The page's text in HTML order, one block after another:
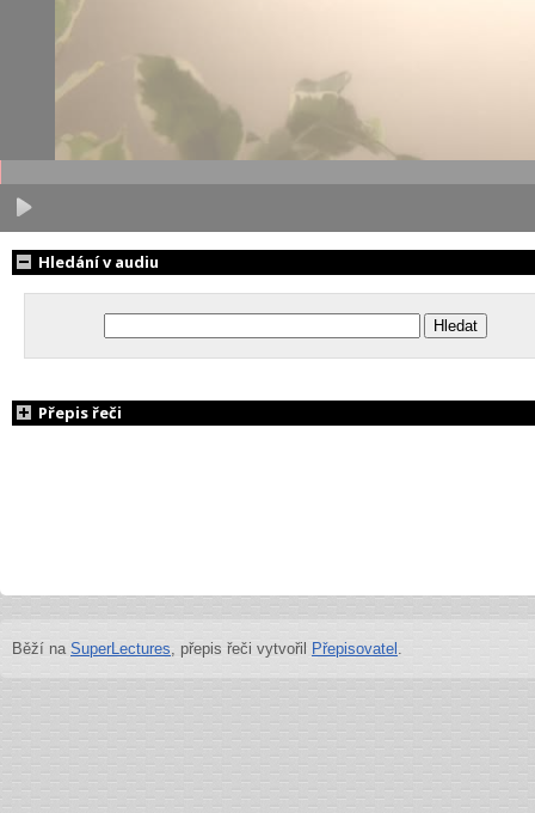
Hledání v audiu
Přepis řeči
Běží na SuperLectures , přepis řeči vytvořil Přepisovatel